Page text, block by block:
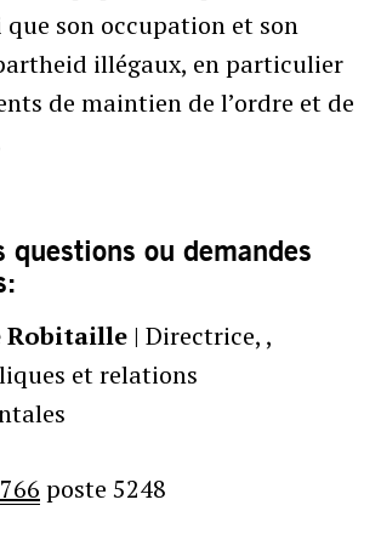
que son occupation et son
illégaux, en particulier
de maintien de l’ordre et de
questions ou demandes
Robitaille | Directrice, ,
et relations
poste 5248